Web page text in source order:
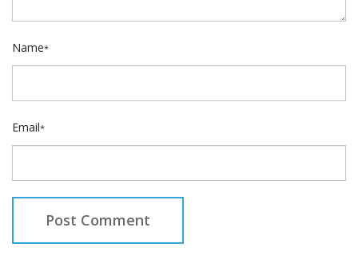
Name*
Email*